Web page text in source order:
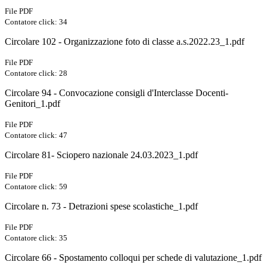
File PDF
Contatore click: 34
Circolare 102 - Organizzazione foto di classe a.s.2022.23_1.pdf
File PDF
Contatore click: 28
Circolare 94 - Convocazione consigli d'Interclasse Docenti-
Genitori_1.pdf
File PDF
Contatore click: 47
Circolare 81- Sciopero nazionale 24.03.2023_1.pdf
File PDF
Contatore click: 59
Circolare n. 73 - Detrazioni spese scolastiche_1.pdf
File PDF
Contatore click: 35
Circolare 66 - Spostamento colloqui per schede di valutazione_1.pdf